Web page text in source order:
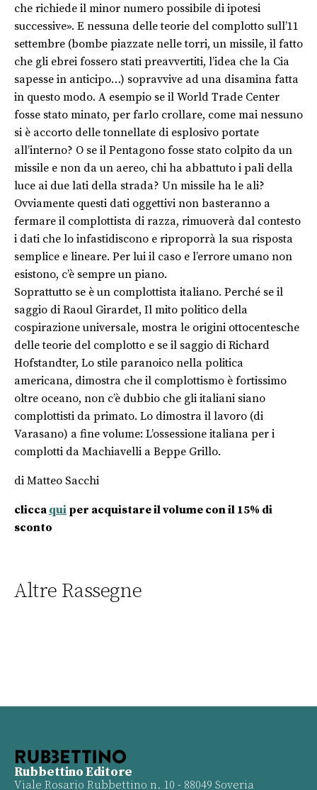
che richiede il minor numero possibile di ipotesi
successive». E nessuna delle teorie del complotto sull’11
settembre (bombe piazzate nelle torri, un missile, il fatto
che gli ebrei fossero stati preavvertiti, l’idea che la Cia
sapesse in anticipo…) sopravvive ad una disamina fatta
in questo modo. A esempio se il World Trade Center
fosse stato minato, per farlo crollare, come mai nessuno
si è accorto delle tonnellate di esplosivo portate
all’interno? O se il Pentagono fosse stato colpito da un
missile e non da un aereo, chi ha abbattuto i pali della
luce ai due lati della strada? Un missile ha le ali?
Ovviamente questi dati oggettivi non basteranno a
fermare il complottista di razza, rimuoverà dal contesto
i dati che lo infastidiscono e riproporrà la sua risposta
semplice e lineare. Per lui il caso e l’errore umano non
esistono, c’è sempre un piano.
Soprattutto se è un complottista italiano. Perché se il
saggio di Raoul Girardet, Il mito politico della
cospirazione universale, mostra le origini ottocentesche
delle teorie del complotto e se il saggio di Richard
Hofstandter, Lo stile paranoico nella politica
americana, dimostra che il complottismo è fortissimo
oltre oceano, non c’è dubbio che gli italiani siano
complottisti da primato. Lo dimostra il lavoro (di
Varasano) a fine volume: L’ossessione italiana per i
complotti da Machiavelli a Beppe Grillo.
di Matteo Sacchi
clicca qui per acquistare il volume con il 15% di
sconto
Altre Rassegne
Rubbettino Editore
Viale Rosario Rubbettino n. 10 - 88049 Soveria